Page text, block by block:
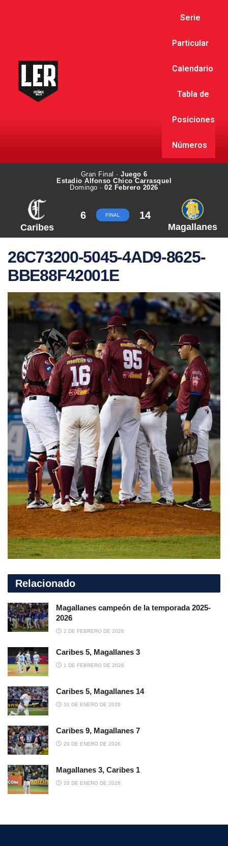
Serie
Particular
Calendario
Tabla de
Posiciones
Números
Gran Final · Juego 6
Estadio Alfonso Chico Carrasquel
Domingo ·02 Febrero 2026
Caribes
6 FINAL 14
Magallanes
26C73200-5045-4AD9-8625-
BBE88F42001E
Relacionado
Magallanes campeón de la temporada 2025-
2026
2 DE FEBRERO DE 2026
Caribes 5, Magallanes 3
1 DE FEBRERO DE 2026
Caribes 5, Magallanes 14
31 DE ENERO DE 2026
Caribes 9, Magallanes 7
29 DE ENERO DE 2026
Magallanes 3, Caribes 1
28 DE ENERO DE 2026